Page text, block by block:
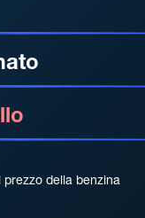
della benzina